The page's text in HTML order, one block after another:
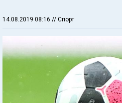
14.08.2019 08:16 // Спорт